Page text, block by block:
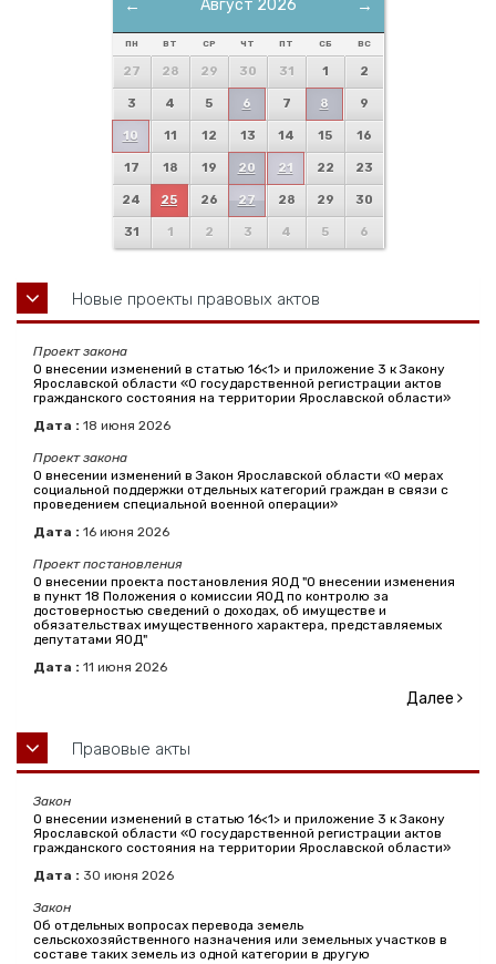
← →
Август 2026
ПН ВТ СР ЧТ ПТ СБ ВС
27 28 29 30 31 1 2
3 4 5 6 7 8 9
10 11 12 13 14 15 16
17 18 19 20 21 22 23
24 25 26 27 28 29 30
31 1 2 3 4 5 6
Новые проекты правовых актов
Проект закона
О внесении изменений в статью 16<1> и приложение 3 к Закону
Ярославской области «О государственной регистрации актов
гражданского состояния на территории Ярославской области»
Дата : 18 июня 2026
Проект закона
О внесении изменений в Закон Ярославской области «О мерах
социальной поддержки отдельных категорий граждан в связи с
проведением специальной военной операции»
Дата : 16 июня 2026
Проект постановления
О внесении проекта постановления ЯОД "О внесении изменения
в пункт 18 Положения о комиссии ЯОД по контролю за
достоверностью сведений о доходах, об имуществе и
обязательствах имущественного характера, представляемых
депутатами ЯОД"
Дата : 11 июня 2026
Далее
Правовые акты
Закон
О внесении изменений в статью 16<1> и приложение 3 к Закону
Ярославской области «О государственной регистрации актов
гражданского состояния на территории Ярославской области»
Дата : 30 июня 2026
Закон
Об отдельных вопросах перевода земель
сельскохозяйственного назначения или земельных участков в
составе таких земель из одной категории в другую